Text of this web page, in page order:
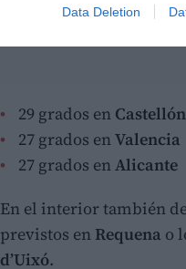
Data Deletion
29 grados en
27 grados enValencia
27 grados enAlicante
En el interior también
previstos en Requena o
d’Uixó.